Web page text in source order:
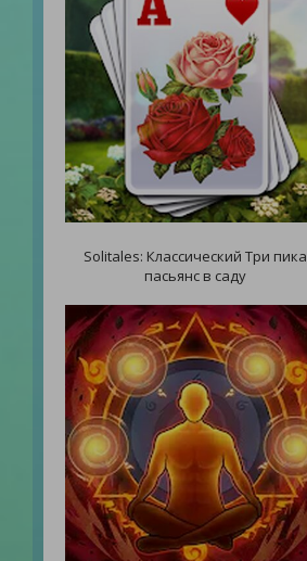
Solitales: Классический Три пика
пасьянс в саду